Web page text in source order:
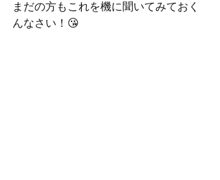
まだの方もこれを機に聞いてみておく
んなさい！😘